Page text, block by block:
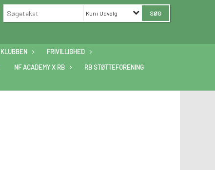
Kun i Udvalg
KLUBBEN
FRIVILLIGHED
NF ACADEMY X RB
RB STØTTEFORENING